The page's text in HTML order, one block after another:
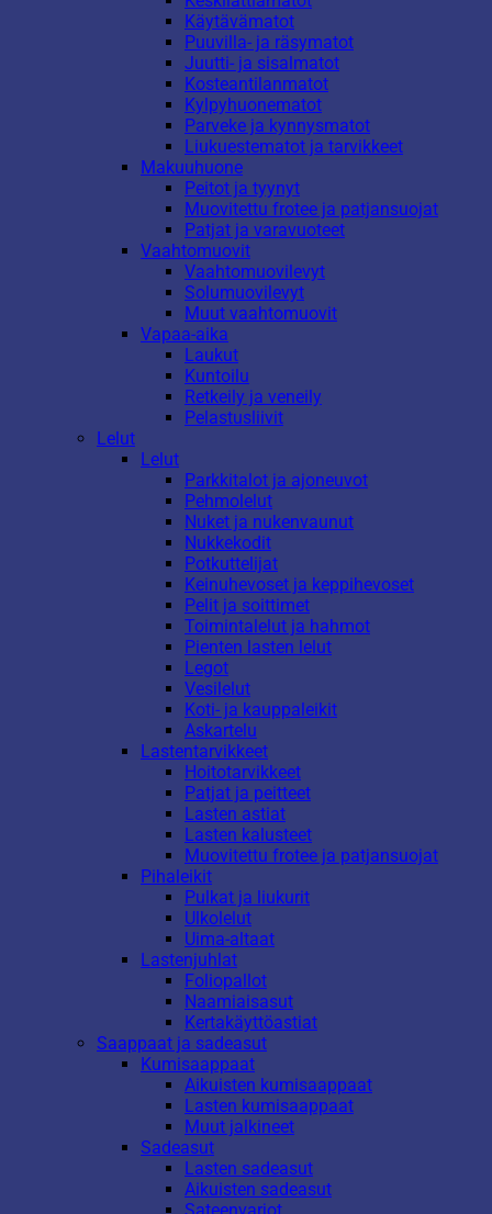
Käytävämatot
Puuvilla- ja räsymatot
Juutti- ja sisalmatot
Kosteantilanmatot
Kylpyhuonematot
Parveke ja kynnysmatot
Liukuestematot ja tarvikkeet
Makuuhuone
Peitot ja tyynyt
Muovitettu frotee ja patjansuojat
Patjat ja varavuoteet
Vaahtomuovit
Vaahtomuovilevyt
Solumuovilevyt
Muut vaahtomuovit
Vapaa-aika
Laukut
Kuntoilu
Retkeily ja veneily
Pelastusliivit
Lelut
Lelut
Parkkitalot ja ajoneuvot
Pehmolelut
Nuket ja nukenvaunut
Nukkekodit
Potkuttelijat
Keinuhevoset ja keppihevoset
Pelit ja soittimet
Toimintalelut ja hahmot
Pienten lasten lelut
Legot
Vesilelut
Koti- ja kauppaleikit
Askartelu
Lastentarvikkeet
Hoitotarvikkeet
Patjat ja peitteet
Lasten astiat
Lasten kalusteet
Muovitettu frotee ja patjansuojat
Pihaleikit
Pulkat ja liukurit
Ulkolelut
Uima-altaat
Lastenjuhlat
Foliopallot
Naamiaisasut
Kertakäyttöastiat
Saappaat ja sadeasut
Kumisaappaat
Aikuisten kumisaappaat
Lasten kumisaappaat
Muut jalkineet
Sadeasut
Lasten sadeasut
Aikuisten sadeasut